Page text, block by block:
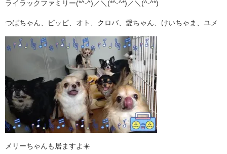
ライラックファミリー(*^-^)／＼(*^-^*)／＼(^-^*)
つばちゃん、ピッピ、オト、クロバ、愛ちゃん、けいちゃま、ユメ
メリーちゃんも居ますよ☀️